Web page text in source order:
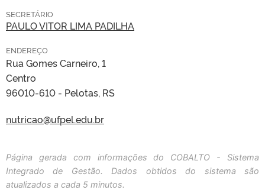
SECRETÁRIO
PAULO VITOR LIMA PADILHA
ENDEREÇO
Rua Gomes Carneiro, 1
Centro
96010-610 - Pelotas, RS
nutricao@ufpel.edu.br
Página gerada com informações do COBALTO - Sistema
Integrado de Gestão. Dados obtidos do sistema são
atualizados a cada 5 minutos.